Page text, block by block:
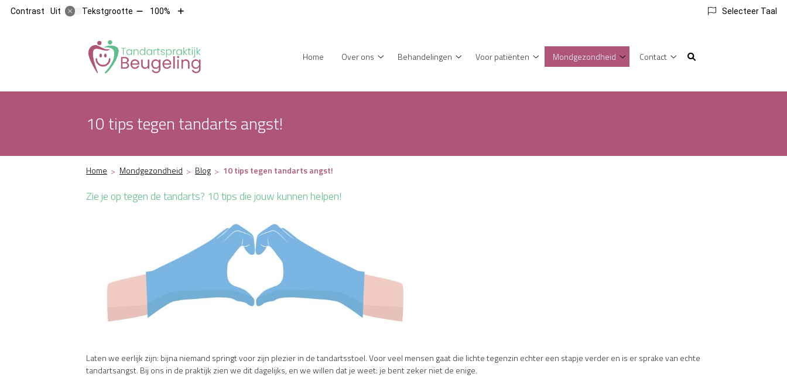
Contrast Uit Tekstgrootte Tekst100%
Tekst
Selecteer Taal
Home
Over ons
submenu
Behandelingen
Voor patiënten
Voor
submenu
Mondgezondheid
Mondgezondheid
Contact
10 tips tegen tandarts angst!
Home Mondgezondheid Blog 10 tips tegen tandarts angst!
Zie je op tegen de tandarts? 10 tips die jouw kunnen helpen!
Laten we eerlijk zijn: bijna niemand springt voor zijn plezier in de tandartsstoel. Voor veel mensen gaat die lichte tegenzin echter een stapje verder en is er sprake van echte
tandartsangst. Bij ons in de praktijk zien we dit dagelijks, en we willen dat je weet: je bent zeker niet de enige.